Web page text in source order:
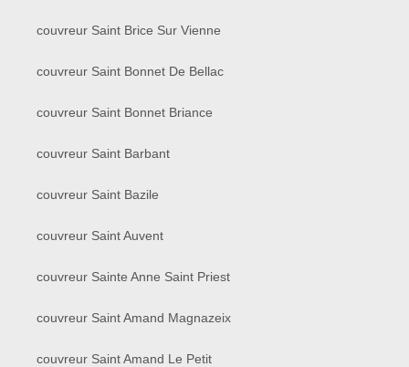
couvreur Saint Brice Sur Vienne
couvreur Saint Bonnet De Bellac
couvreur Saint Bonnet Briance
couvreur Saint Barbant
couvreur Saint Bazile
couvreur Saint Auvent
couvreur Sainte Anne Saint Priest
couvreur Saint Amand Magnazeix
couvreur Saint Amand Le Petit